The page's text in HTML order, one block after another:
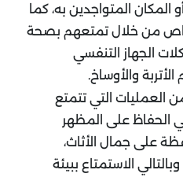
المكان المتواجدين به، كما
من خلال تمتعهم بصحة
الجهاز التنفسي
الأتربة والأوساخ.
العمليات التي تتمتع
على المظهر
على جمال الأثاث،
الاستمتاع ببيئة